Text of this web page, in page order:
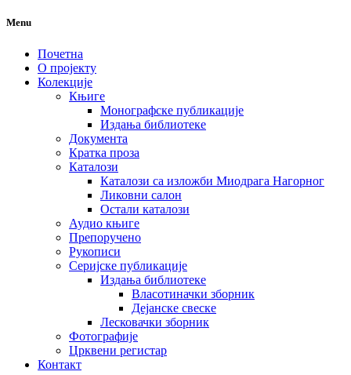
Menu
Почетна
О пројекту
Колекције
Књиге
Монографске публикације
Издања библиотеке
Документа
Кратка проза
Каталози
Каталози са изложби Миодрага Нагорног
Ликовни салон
Остали каталози
Аудио књиге
Препоручено
Рукописи
Серијске публикације
Издања библиотеке
Власотиначки зборник
Дејанске свеске
Лесковачки зборник
Фотографије
Црквени регистар
Контакт